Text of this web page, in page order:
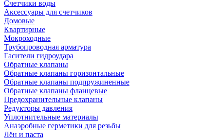
Счетчики воды
Аксессуары для счетчиков
Домовые
Квартирные
Мокроходные
Трубопроводная арматура
Гасители гидроудара
Обратные клапаны
Обратные клапаны горизонтальные
Обратные клапаны подпружиненные
Обратные клапаны фланцевые
Предохранительные клапаны
Редукторы давления
Уплотнительные материалы
Анаэробные герметики для резьбы
Лён и паста